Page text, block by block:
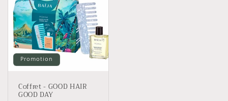
Promotion
Coffret - GOOD HAIR
GOOD DAY